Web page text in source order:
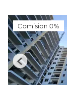
Comision 0%
Previous